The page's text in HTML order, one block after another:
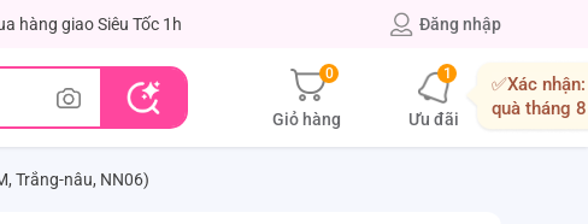
hàng giao Siêu Tốc 1h Đăng nhập
0
Giỏ hàng
1
Ưu đãi
✅Xác
quà tháng
Trắng-nâu, NN06)